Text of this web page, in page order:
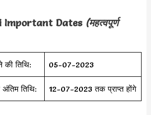
Important Dates (महत्वपूर्ण
की तिथि: 05-07-2023
तिथि: 12-07-2023 तक प्राप्त होंगे